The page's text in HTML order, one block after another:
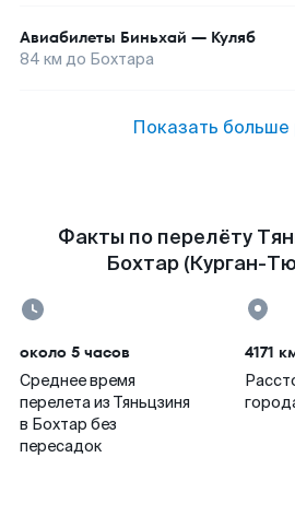
Авиабилеты Биньхай — Куляб
84 км до Бохтара
Показать больше
Факты по перелёту
Бохтар (Курган-
около 5 часов
Среднее время
перелета из Тяньцзиня
в Бохтар без
пересадок
4171